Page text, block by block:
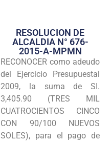
Transparencia
Seguridad
Programas
Intranet
RESOLUCION DE
ALCALDIA N° 676-
2015-A-MPMN
RECONOCER como adeudo
del Ejercicio Presupuestal
2009, la suma de SI.
3,405.90 (TRES MIL
CUATROCIENTOS CINCO
CON 90/100 NUEVOS
SOLES), para el pago de